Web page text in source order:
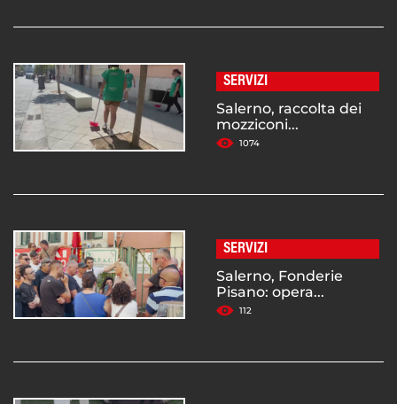
SERVIZI
Salerno, raccolta dei
mozziconi...
1074
SERVIZI
Salerno, Fonderie
Pisano: opera...
112